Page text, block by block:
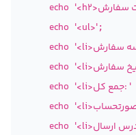
echo
echo '<ul>';
echo
echo
echo
'<li>جمع کل: '
echo
echo